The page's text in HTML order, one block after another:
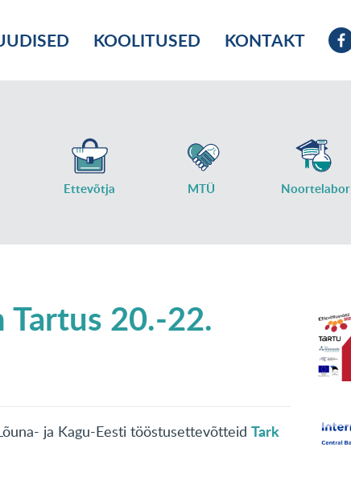
KOOLITUSED KONTAKT
Ettevõtja MTÜ Noortelabor
Tartus 20.-22.
ja Kagu-Eesti tööstusettevõtteidTark